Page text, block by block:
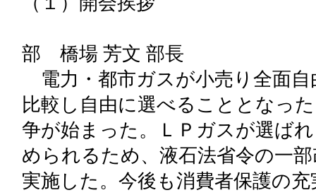
部 橋場 芳文 部長
電力・都市ガスが小売り全面
比較し自由に選べることとなっ
争が始まった。ＬＰガスが選ば
められるため、液石法省令の一
実施した。今後も消費者保護の